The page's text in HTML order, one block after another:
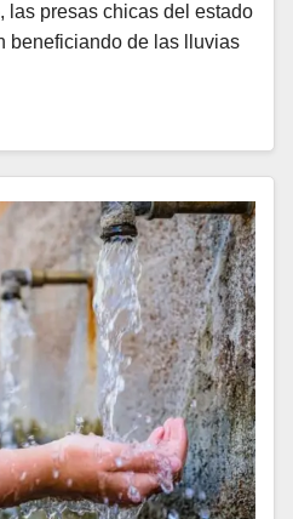
las presas chicas del estado
beneficiando de las lluvias